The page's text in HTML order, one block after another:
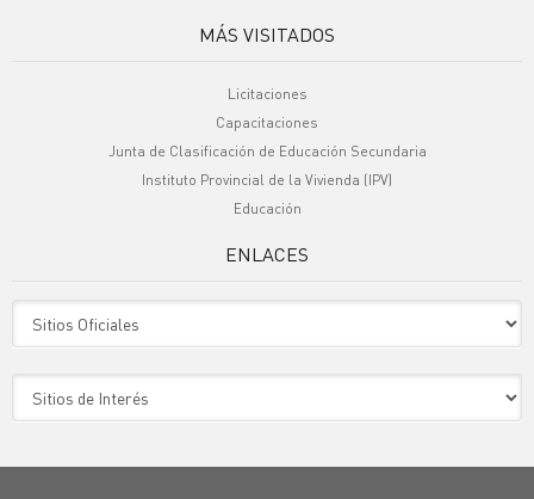
MÁS VISITADOS
Licitaciones
Capacitaciones
Junta de Clasificación de Educación Secundaria
Instituto Provincial de la Vivienda (IPV)
Educación
ENLACES